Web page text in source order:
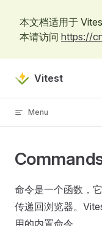
本文档适用于
本请访问 https://
Skip to content
Vitest
Menu
命令是一个函数，
传递回浏览器。
用的内置命令。